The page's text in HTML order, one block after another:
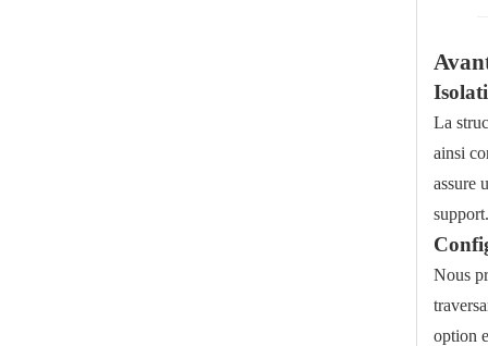
La
ainsi
assure
support.
Nous
option